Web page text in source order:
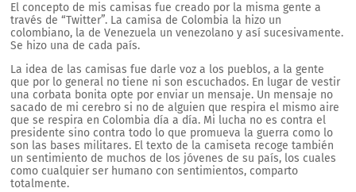
El concepto de mis camisas fue creado por la misma gente a
través de “Twitter”. La camisa de Colombia la hizo un
colombiano, la de Venezuela un venezolano y así sucesivamente.
Se hizo una de cada país.
La idea de las camisas fue darle voz a los pueblos, a la gente
que por lo general no tiene ni son escuchados. En lugar de vestir
una corbata bonita opte por enviar un mensaje. Un mensaje no
sacado de mi cerebro si no de alguien que respira el mismo aire
que se respira en Colombia día a día. Mi lucha no es contra el
presidente sino contra todo lo que promueva la guerra como lo
son las bases militares. El texto de la camiseta recoge también
un sentimiento de muchos de los jóvenes de su país, los cuales
como cualquier ser humano con sentimientos, comparto
totalmente.